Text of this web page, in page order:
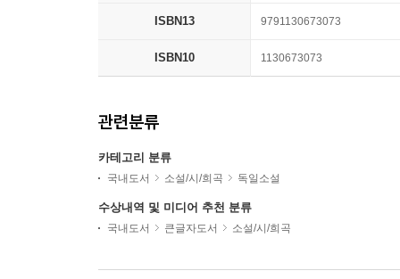
ISBN13 9791130673073
ISBN10 1130673073
관련분류
카테고리 분류
국내도서 소설/시/희곡 독일소설
수상내역 및 미디어 추천 분류
국내도서 큰글자도서 소설/시/희곡